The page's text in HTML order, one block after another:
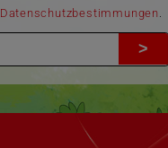
Datenschutzbestimmungen
>